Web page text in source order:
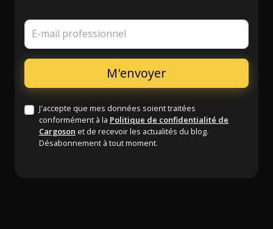
E-mail professionnel
J'accepte que mes données soient traitées
conformément à la Politique de confidentialité de
Cargoson et de recevoir les actualités du blog.
Désabonnement à tout moment.